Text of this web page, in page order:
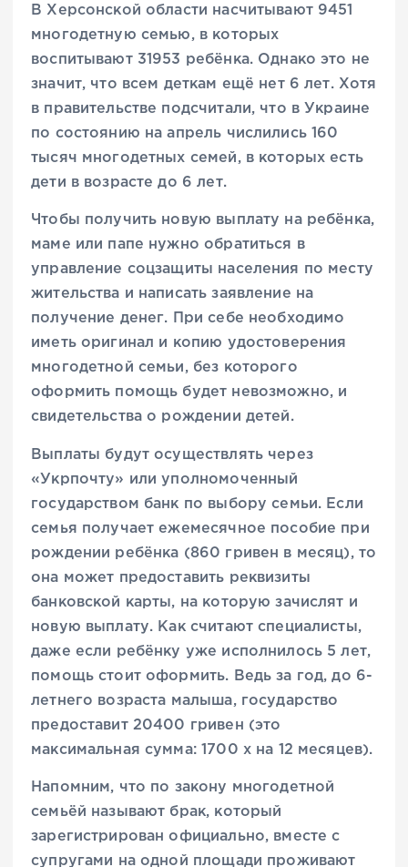
В Херсонской области насчитывают 9451
многодетную семью, в которых
воспитывают 31953 ребёнка. Однако это не
значит, что всем деткам ещё нет 6 лет. Хотя
в правительстве подсчитали, что в Украине
по состоянию на апрель числились 160
тысяч многодетных семей, в которых есть
дети в возрасте до 6 лет.
Чтобы получить новую выплату на ребёнка,
маме или папе нужно обратиться в
управление соцзащиты населения по месту
жительства и написать заявление на
получение денег. При себе необходимо
иметь оригинал и копию удостоверения
многодетной семьи, без которого
оформить помощь будет невозможно, и
свидетельства о рождении детей.
Выплаты будут осуществлять через
«Укрпочту» или уполномоченный
государством банк по выбору семьи. Если
семья получает ежемесячное пособие при
рождении ребёнка (860 гривен в месяц), то
она может предоставить реквизиты
банковской карты, на которую зачислят и
новую выплату. Как считают специалисты,
даже если ребёнку уже исполнилось 5 лет,
помощь стоит оформить. Ведь за год, до 6-
летнего возраста малыша, государство
предоставит 20400 гривен (это
максимальная сумма: 1700 х на 12 месяцев).
Напомним, что по закону многодетной
семьёй называют брак, который
зарегистрирован официально, вместе с
супругами на одной площади проживают